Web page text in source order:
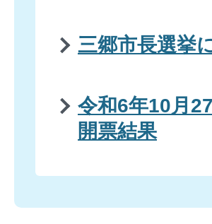
三郷市長選挙
令和6年10月
開票結果